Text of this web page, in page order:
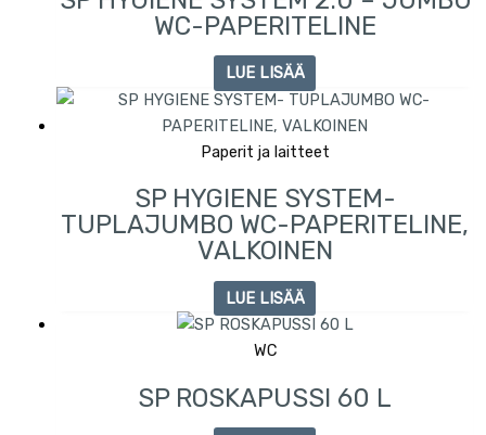
WC-PAPERITELINE
LUE LISÄÄ
Paperit ja laitteet
SP HYGIENE SYSTEM-
TUPLAJUMBO WC-PAPERITELINE,
VALKOINEN
LUE LISÄÄ
WC
SP ROSKAPUSSI 60 L